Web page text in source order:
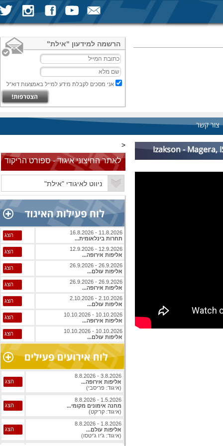
הרשמה למידעון "אילת"
אני מסכים לקבלת מידע למייל באמצעות דוא"ל
צור קשר
Izakson - Magera,
<
לאתר החיצוני איגוד - ספורט הריקוד
11.8.2026 - 16.8.2026
תחרות בינלאומית...
הצג
12.9.2026 - 12.9.2026
אליפות אירופה...
הצג
26.9.2026 - 26.9.2026
אליפות עולם...
הצג
26.9.2026 - 26.9.2026
אליפות אירופה...
הצג
2.10.2026 - 2.10.2026
אליפות עולם...
הצג
10.10.2026 - 10.10.2026
אליפות אירופה...
הצג
10.10.2026 - 10.10.2026
אליפות עולם...
הצג
3.8.2026 - 8.8.2026
אליפות אירופה...
(איגוד: פריסבי)
הצג
1.5.2026 - 8.8.2026
מחנה אימונים מקומי...
(איגוד: קריקט)
הצג
1.8.2026 - 8.8.2026
אליפות עולם...
(איגוד: ג'יו ג'יטסו)
הצג